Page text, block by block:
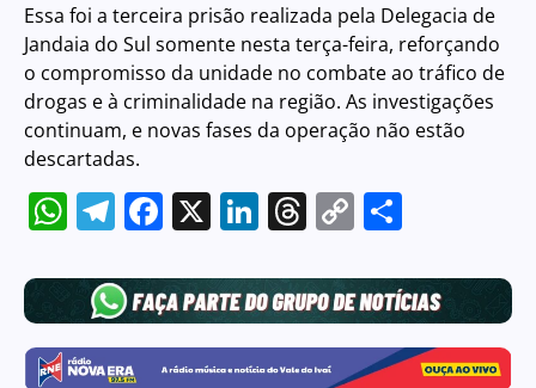
Essa foi a terceira prisão realizada pela Delegacia de
Jandaia do Sul somente nesta terça-feira, reforçando
o compromisso da unidade no combate ao tráfico de
drogas e à criminalidade na região. As investigações
continuam, e novas fases da operação não estão
descartadas.
WhatsApp
Telegram
Facebook
X LinkedIn
Threads
Copy